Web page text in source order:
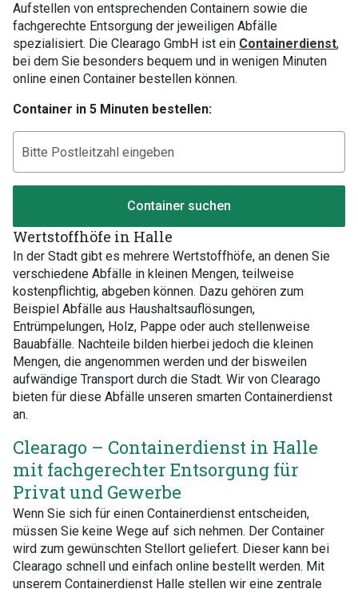
Aufstellen von entsprechenden Containern sowie die
fachgerechte Entsorgung der jeweiligen Abfälle
spezialisiert. Die Clearago GmbH ist ein Containerdienst,
bei dem Sie besonders bequem und in wenigen Minuten
online einen Container bestellen können.
Container in 5 Minuten bestellen:
Container suchen
Wertstoffhöfe in Halle
In der Stadt gibt es mehrere Wertstoffhöfe, an denen Sie
verschiedene Abfälle in kleinen Mengen, teilweise
kostenpflichtig, abgeben können. Dazu gehören zum
Beispiel Abfälle aus Haushaltsauflösungen,
Entrümpelungen, Holz, Pappe oder auch stellenweise
Bauabfälle. Nachteile bilden hierbei jedoch die kleinen
Mengen, die angenommen werden und der bisweilen
aufwändige Transport durch die Stadt. Wir von Clearago
bieten für diese Abfälle unseren smarten Containerdienst
an.
Clearago – Containerdienst in Halle
mit fachgerechter Entsorgung für
Privat und Gewerbe
Wenn Sie sich für einen Containerdienst entscheiden,
müssen Sie keine Wege auf sich nehmen. Der Container
wird zum gewünschten Stellort geliefert. Dieser kann bei
Clearago schnell und einfach online bestellt werden. Mit
unserem Containerdienst Halle stellen wir eine zentrale